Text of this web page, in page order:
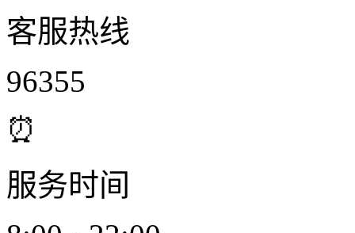
客服热线
96355
⏰
服务时间